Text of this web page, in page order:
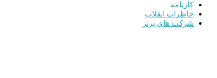
کارنامه
خاطرات انقلاب
شرکت های برتر